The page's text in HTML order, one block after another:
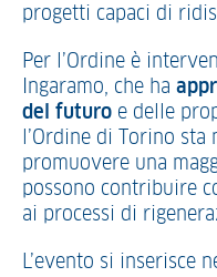
progetti capaci di
Per l’Ordine è
Ingaramo, che ha
del futuro e delle
l’Ordine di Torino
promuovere una
possono contribuire
ai processi di
L’evento si inserisce